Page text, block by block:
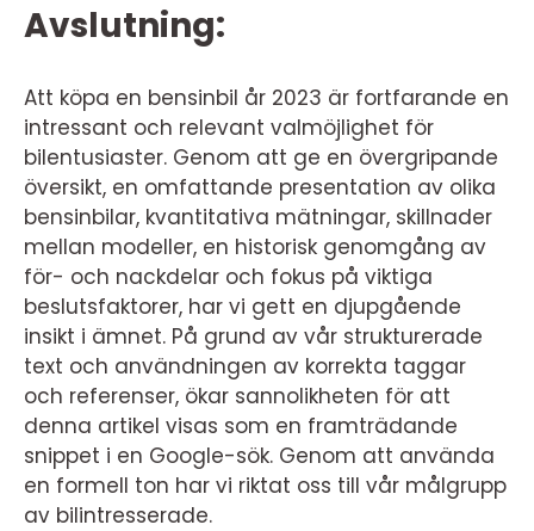
Avslutning:
Att köpa en bensinbil år 2023 är fortfarande en
intressant och relevant valmöjlighet för
bilentusiaster. Genom att ge en övergripande
översikt, en omfattande presentation av olika
bensinbilar, kvantitativa mätningar, skillnader
mellan modeller, en historisk genomgång av
för- och nackdelar och fokus på viktiga
beslutsfaktorer, har vi gett en djupgående
insikt i ämnet. På grund av vår strukturerade
text och användningen av korrekta taggar
och referenser, ökar sannolikheten för att
denna artikel visas som en framträdande
snippet i en Google-sök. Genom att använda
en formell ton har vi riktat oss till vår målgrupp
av bilintresserade.